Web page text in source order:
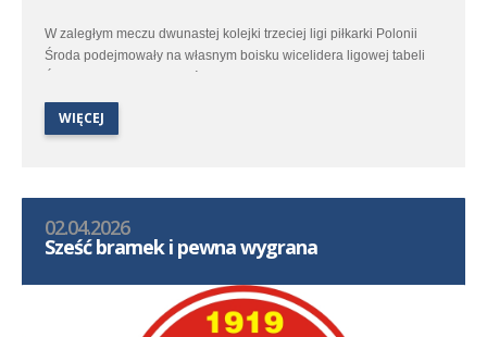
W zaległym meczu dwunastej kolejki trzeciej ligi piłkarki Polonii
Środa podejmowały na własnym boisku wicelidera ligowej tabeli
Ślęzę Wrocław. W kontekście walki o czołowe ligowe lokaty było to
WIĘCEJ
02.04.2026
Sześć bramek i pewna wygrana